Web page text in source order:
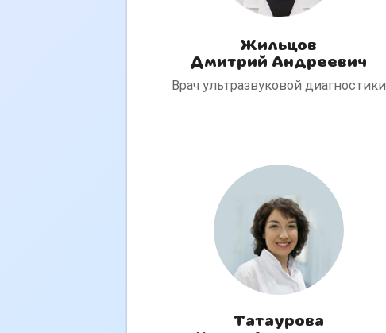
Жильцов
Дмитрий Андреевич
Врач ультразвуковой диагностики
Татаурова